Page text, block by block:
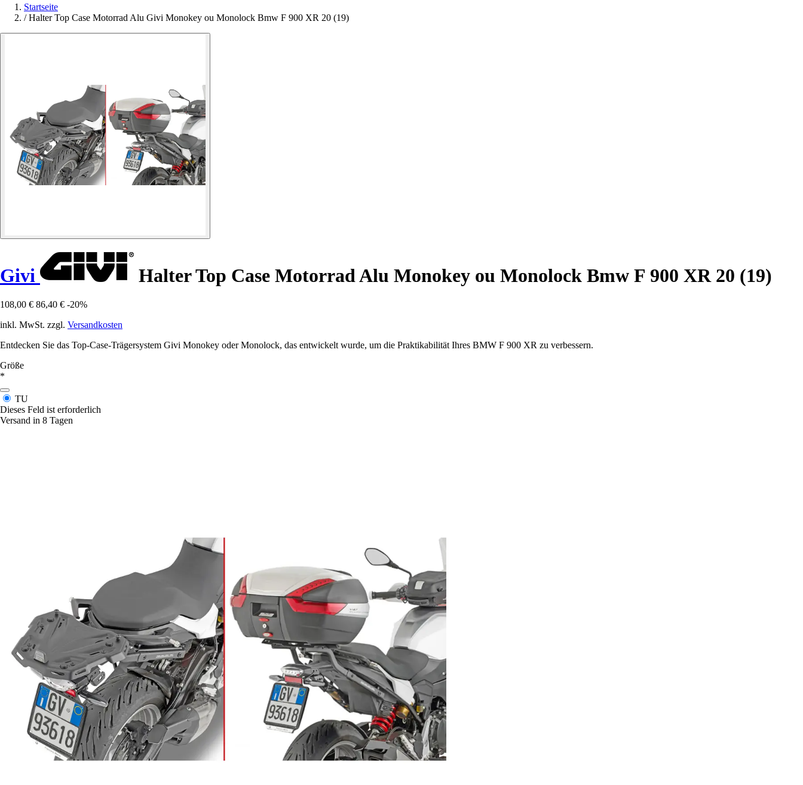
Startseite
/ Halter Top Case Motorrad Alu Givi Monokey ou Monolock Bmw F 900 XR 20 (19)
Givi Halter Top Case Motorrad Alu Monokey ou Monolock Bmw F 900 XR 20 (19)
108,00 € 86,40 € -20%
inkl. MwSt. zzgl. Versandkosten
Entdecken Sie das Top-Case-Trägersystem Givi Monokey oder Monolock, das entwickelt wurde, um die Praktikabilität Ihres BMW F 900 XR zu verbessern.
Größe
*
TU
Dieses Feld ist erforderlich
Versand in 8 Tagen